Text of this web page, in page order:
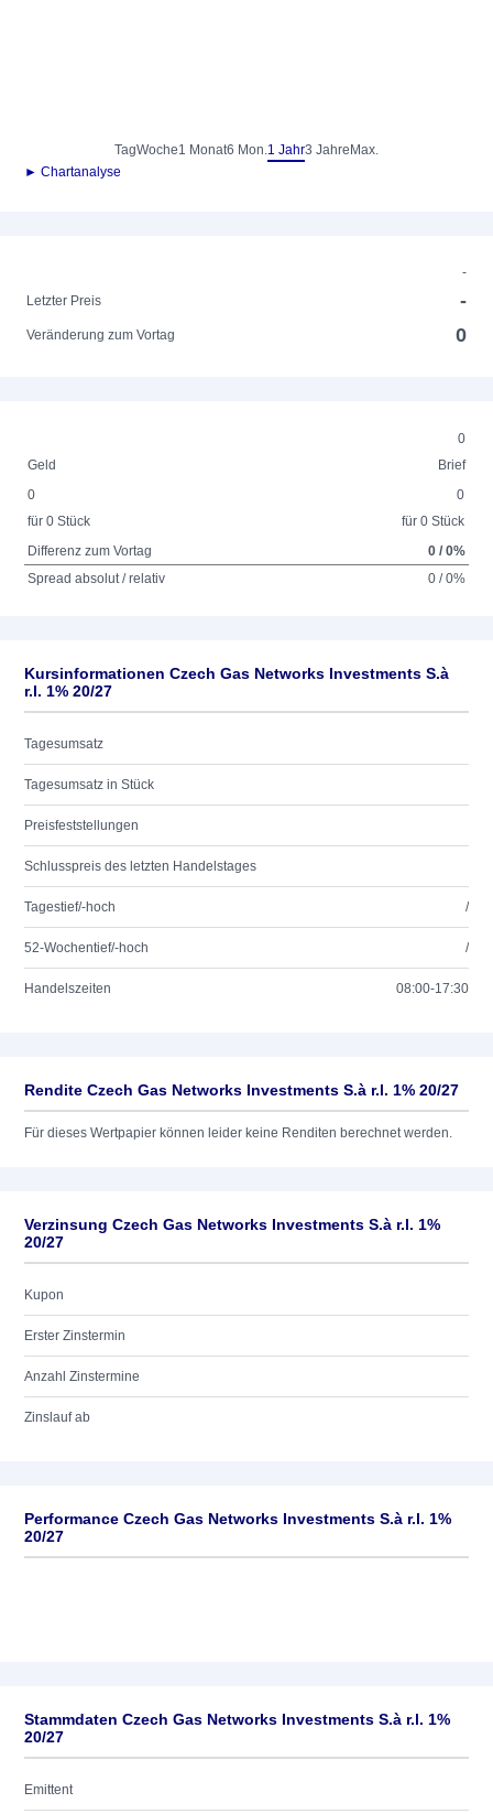
TagWoche1 Monat6 Mon.1 Jahr3 Jahre Max.
► Chartanalyse
-
Letzter Preis
-
Veränderung zum Vortag 0
0
Geld
Brief
0
für 0 Stück
0
für 0 Stück
Differenz zum Vortag
0 / 0%
Spread absolut / relativ
0 / 0%
Kursinformationen Czech Gas Networks Investments S.à
r.l. 1% 20/27
Tagesumsatz
Tagesumsatz in Stück
Preisfeststellungen
Schlusspreis des letzten Handelstages
Tagestief/-hoch /
52-Wochentief/-hoch /
Handelszeiten 08:00-17:30
Rendite Czech Gas Networks Investments S.à r.l. 1% 20/27
Für dieses Wertpapier können leider keine Renditen berechnet werden.
Verzinsung Czech Gas Networks Investments S.à r.l. 1%
20/27
Kupon
Erster Zinstermin
Anzahl Zinstermine
Zinslauf ab
Performance Czech Gas Networks Investments S.à r.l. 1%
20/27
Stammdaten Czech Gas Networks Investments S.à r.l. 1%
20/27
Emittent